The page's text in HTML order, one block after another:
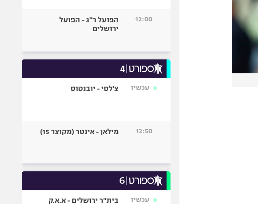
12:00
הפועל ר"ג - הפועל
ירושלים
עכשיו צ'לסי - יובנטוס
12:50 מילאן - אינטר (מקוצר 15)
עכשיו בית"ר ירושלים - א.א.ק